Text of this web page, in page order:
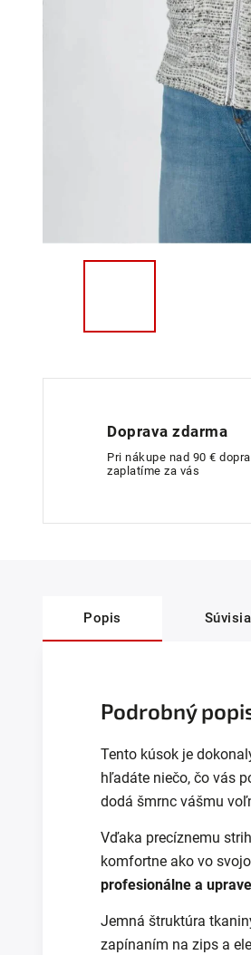
Doprava zdarma
Pri nákupe nad 90 €
zaplatíme za vás
Popis
Podrobný
Tento kúsok je
hľadáte niečo, čo vás
dodá šmrnc vášmu
Vďaka precíznemu
komfortne ako vo
profesionálne a
Jemná štruktúra
zapínaním na zips a